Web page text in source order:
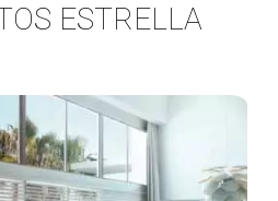
ESTRELLA